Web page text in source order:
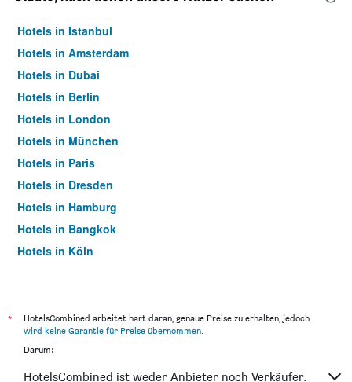
Hotels in Istanbul
Hotels in Amsterdam
Hotels in Dubai
Hotels in Berlin
Hotels in London
Hotels in München
Hotels in Paris
Hotels in Dresden
Hotels in Hamburg
Hotels in Bangkok
Hotels in Köln
*
HotelsCombined arbeitet hart daran, genaue Preise zu erhalten, jedoch
wird keine Garantie für Preise übernommen.
Darum:
HotelsCombined ist weder Anbieter noch Verkäufer.